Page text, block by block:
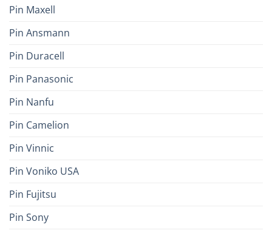
Pin Maxell
Pin Ansmann
Pin Duracell
Pin Panasonic
Pin Nanfu
Pin Camelion
Pin Vinnic
Pin Voniko USA
Pin Fujitsu
Pin Sony